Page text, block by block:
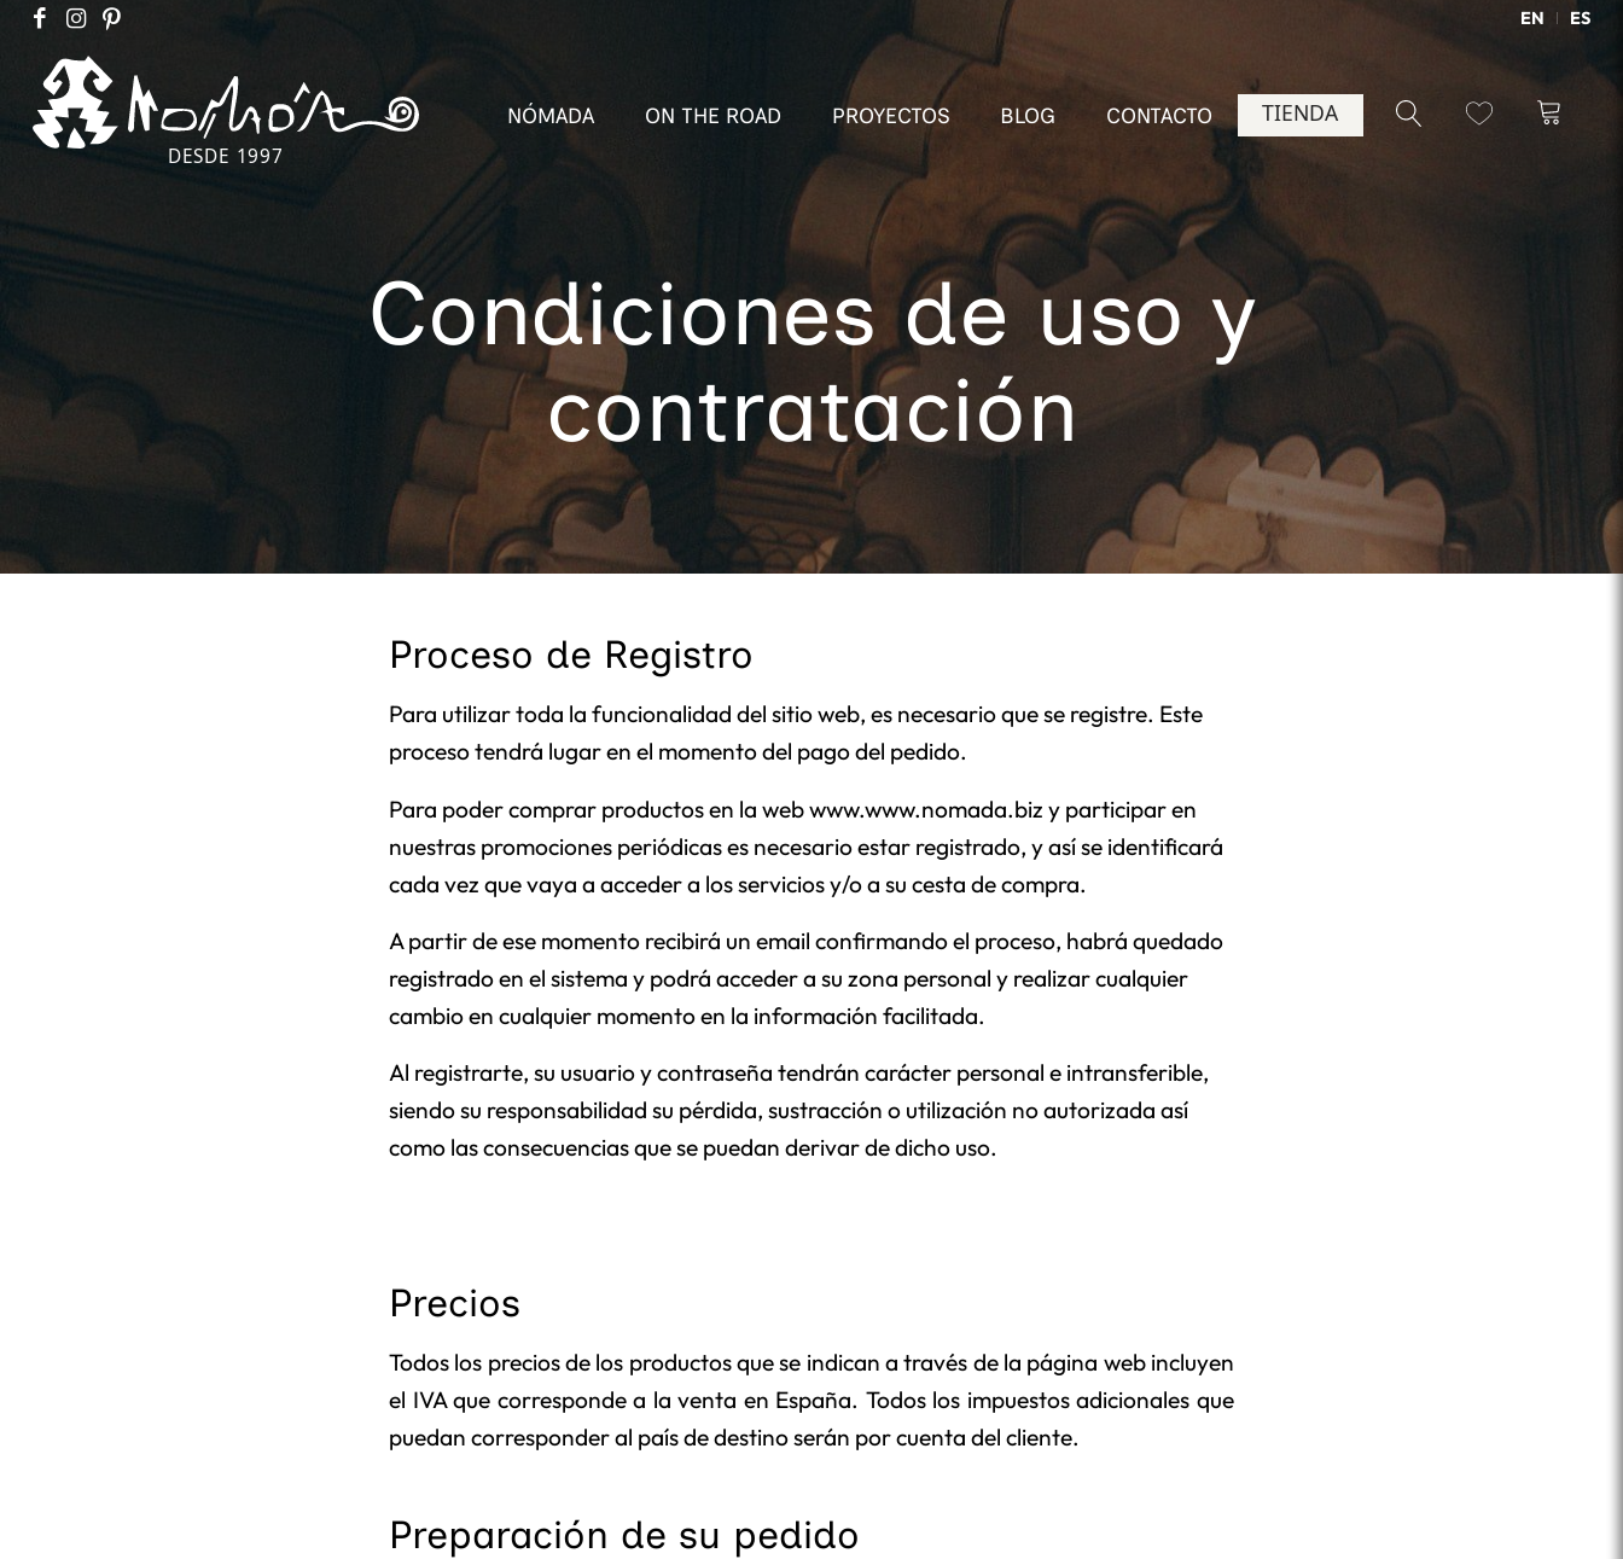
EN ES
DESDE 1997
NÓMADA ON THE ROAD PROYECTOS BLOG CONTACTO TIENDA
Condiciones de uso y
contratación
Proceso de Registro
Para utilizar toda la funcionalidad del sitio web, es necesario que se registre. Este
proceso tendrá lugar en el momento del pago del pedido.
Para poder comprar productos en la web www.www.nomada.biz y participar en
nuestras promociones periódicas es necesario estar registrado, y así se identificará
cada vez que vaya a acceder a los servicios y/o a su cesta de compra.
A partir de ese momento recibirá un email confirmando el proceso, habrá quedado
registrado en el sistema y podrá acceder a su zona personal y realizar cualquier
cambio en cualquier momento en la información facilitada.
Al registrarte, su usuario y contraseña tendrán carácter personal e intransferible,
siendo su responsabilidad su pérdida, sustracción o utilización no autorizada así
como las consecuencias que se puedan derivar de dicho uso.
Precios
Todos los precios de los productos que se indican a través de la página web incluyen
el IVA que corresponde a la venta en España. Todos los impuestos adicionales que
puedan corresponder al país de destino serán por cuenta del cliente.
Preparación de su pedido